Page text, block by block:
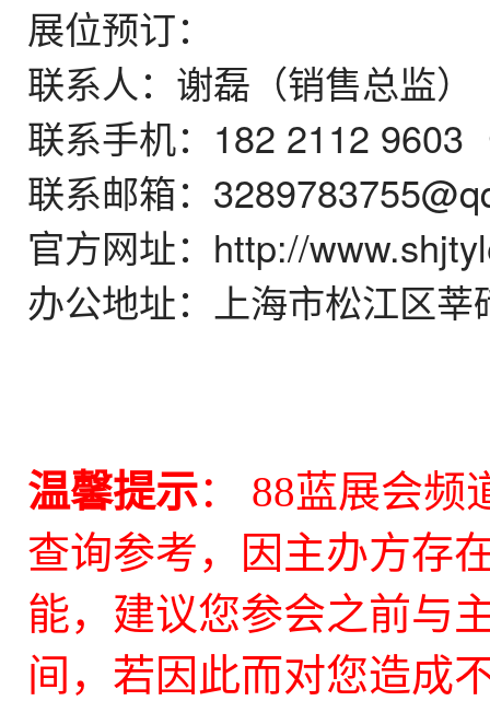
展位预订：
联系人：谢磊（销售总监）
联系手机：182 2112 9603
联系邮箱：
官方网址：http://
办公地址：上海市松江区
温馨提示： 88蓝展会频
查询参考，因主办方存
能，建议您参会之前与
间，若因此而对您造成